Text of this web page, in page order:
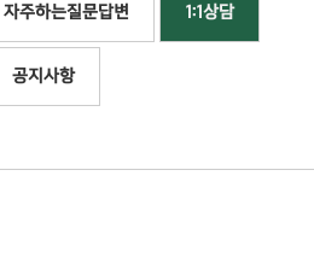
자주하는질문답변 1:1상담
공지사항